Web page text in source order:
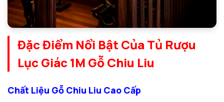
Đặc Điểm Nổi Bật Của Tủ Rượu
Lục Giác 1M Gỗ Chiu Liu
Chất Liệu Gỗ Chiu Liu Cao Cấp